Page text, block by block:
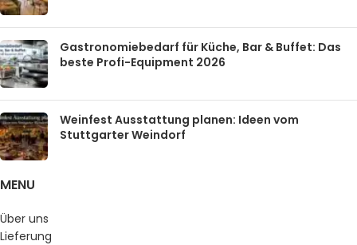
Gastronomiebedarf für Küche, Bar & Buffet: Das
beste Profi-Equipment 2026
Weinfest Ausstattung planen: Ideen vom
Stuttgarter Weindorf
MENU
Über uns
Lieferung